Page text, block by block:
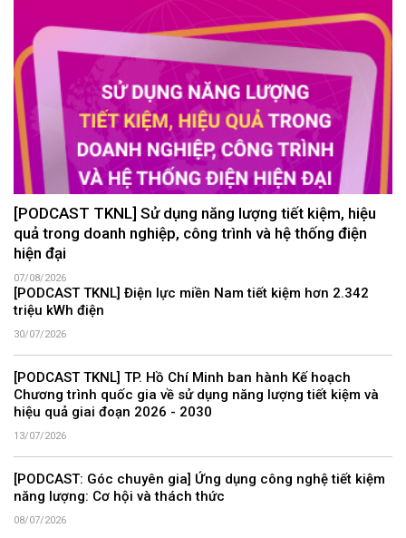
[PODCAST TKNL] Sử dụng năng lượng tiết kiệm, hiệu
quả trong doanh nghiệp, công trình và hệ thống điện
hiện đại
07/08/2026
[PODCAST TKNL] Điện lực miền Nam tiết kiệm hơn 2.342
triệu kWh điện
30/07/2026
[PODCAST TKNL] TP. Hồ Chí Minh ban hành Kế hoạch
Chương trình quốc gia về sử dụng năng lượng tiết kiệm và
hiệu quả giai đoạn 2026 - 2030
13/07/2026
[PODCAST: Góc chuyên gia] Ứng dụng công nghệ tiết kiệm
năng lượng: Cơ hội và thách thức
08/07/2026